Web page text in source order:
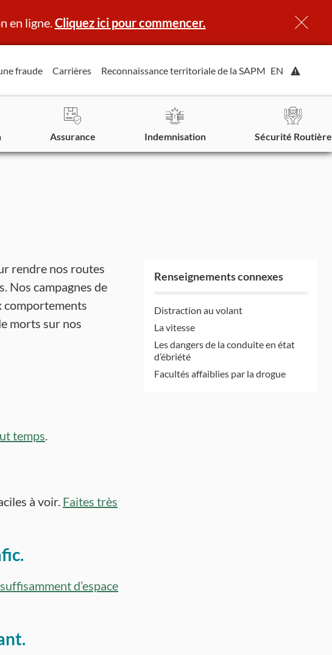
en ligne.Cliquez ici pour commencer.
fraude Carrières Reconnaissance territoriale de la SAPM EN
Assurance Indemnisation Sécurité Routière
rendre nos routes
Nos campagnes de
comportements
morts sur nos
temps.
à voir. Faites très
d’espace
Renseignements connexes
Distraction au volant
La vitesse
Les dangers de la conduite en état
d’ébriété
Facultés affaiblies par la drogue